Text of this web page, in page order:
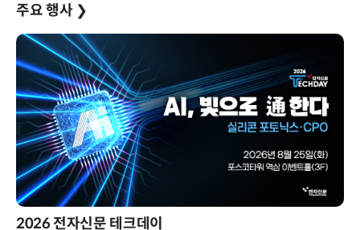
주요 행사 ❯
2026 전자신문 테크데이